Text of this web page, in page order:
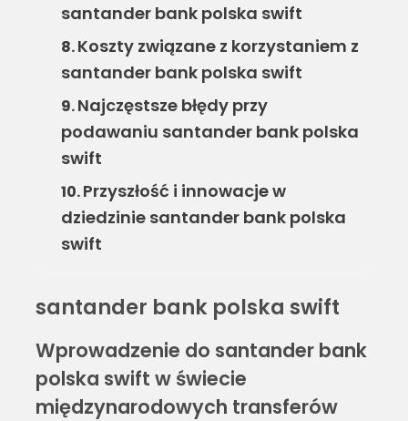
santander bank polska swift
8.Koszty związane z korzystaniem z
santander bank polska swift
9.Najczęstsze błędy przy
podawaniu santander bank polska
swift
10.Przyszłość i innowacje w
dziedzinie santander bank polska
swift
santander bank polska swift
Wprowadzenie do santander bank
polska swift w świecie
międzynarodowych transferów